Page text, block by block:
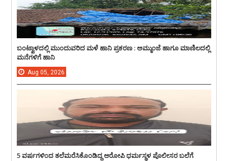
ಬಂಟ್ವಾಳದಲ್ಲಿ ಮುಂದುವರಿದ ಮಳೆ ಹಾನಿ ಪ್ರಕರಣ : ಅಮ್ಮುಂಜೆ ಹಾಗೂ ಮಾಣಿಲದಲ್ಲಿ
ಮನೆಗಳಿಗೆ ಹಾನಿ
Aug 05, 2026
5 ವರ್ಷಗಳಿಂದ ತಲೆಮರೆಸಿಕೊಂಡಿದ್ದ ಆರೋಪಿ ಧರ್ಮಸ್ಥಳ ಪೊಲೀಸರ ಬಲೆಗೆ